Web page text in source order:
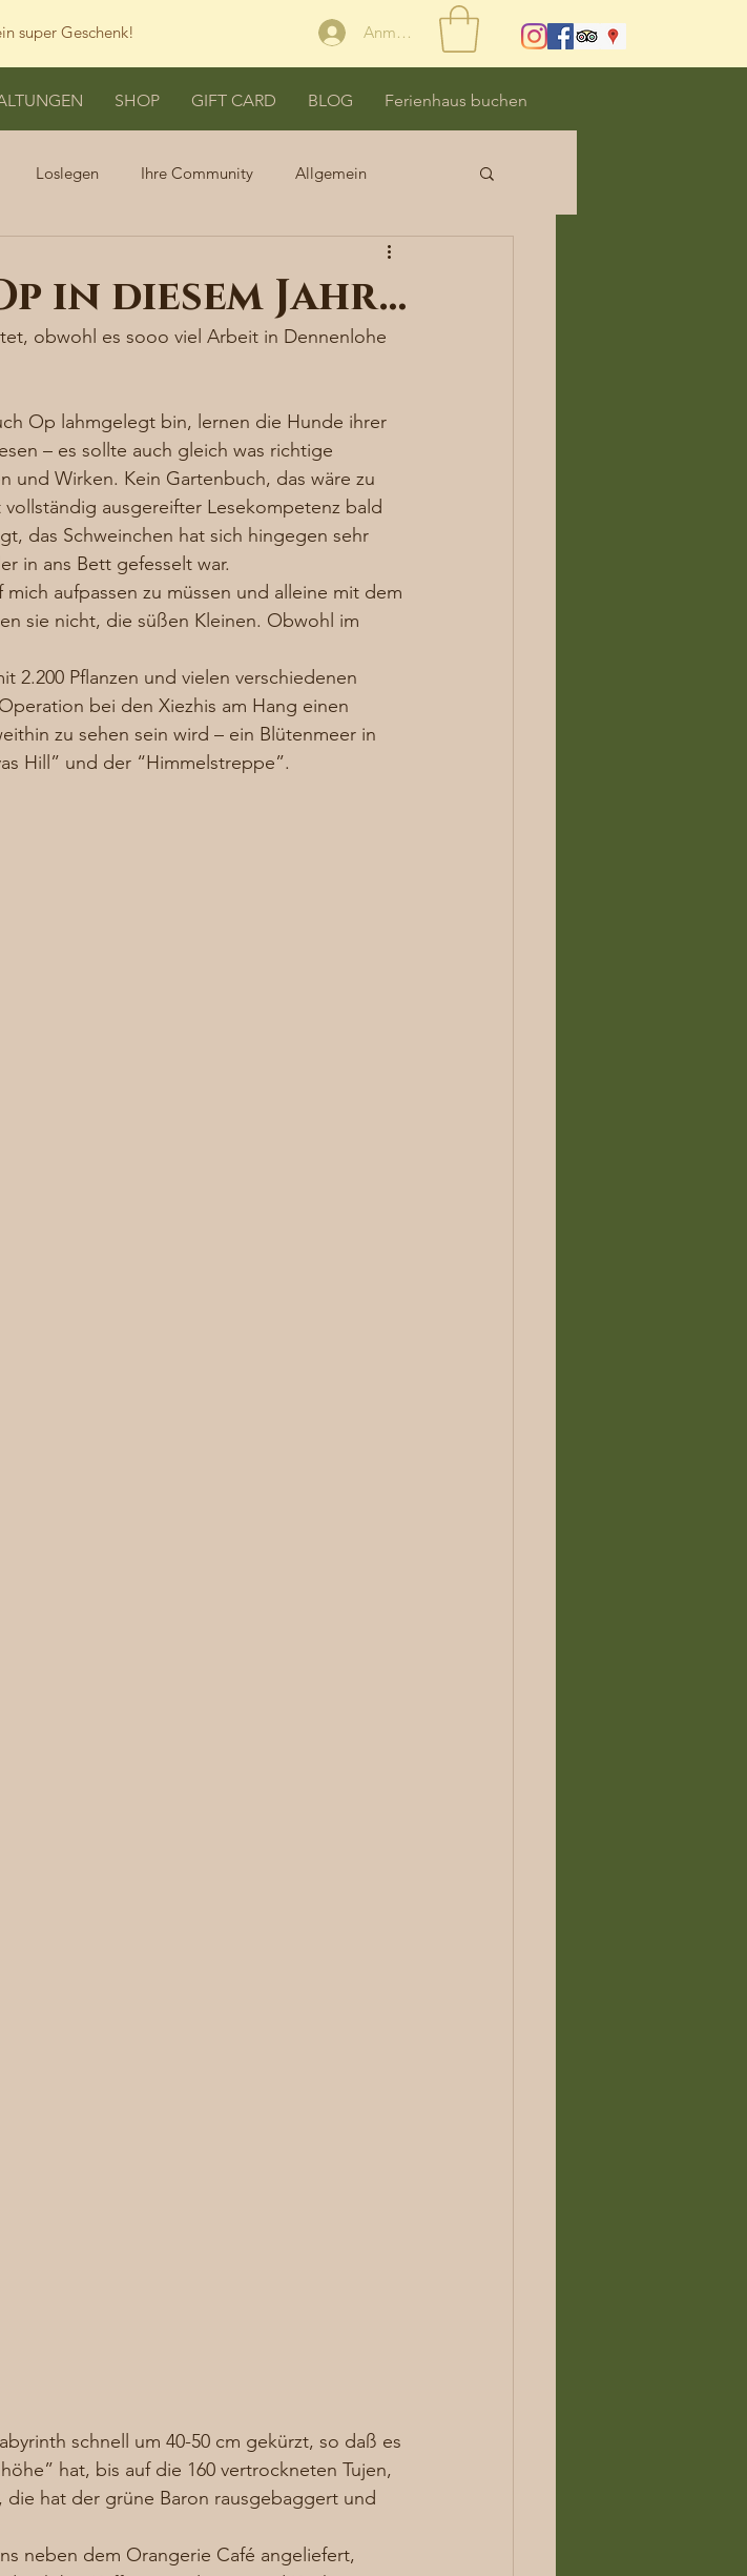
super Geschenk! Anmelden
SHOP GIFT CARD BLOG Ferienhaus buchen
Loslegen Ihre Community Allgemein
in diesem Jahr…
obwohl es sooo viel Arbeit in Dennenlohe
Op lahmgelegt bin, lernen die Hunde ihrer
– es sollte auch gleich was richtige
und Wirken. Kein Gartenbuch, das wäre zu
ausgereifter Lesekompetenz bald
das Schweinchen hat sich hingegen sehr
in ans Bett gefesselt war.
aufpassen zu müssen und alleine mit dem
sie nicht, die süßen Kleinen. Obwohl im
2.200 Pflanzen und vielen verschiedenen
bei den Xiezhis am Hang einen
zu sehen sein wird – ein Blütenmeer in
Hill” und der “Himmelstreppe”.
schnell um 40-50 cm gekürzt, so daß es
hat, bis auf die 160 vertrockneten Tujen,
hat der grüne Baron rausgebaggert und
neben dem Orangerie Café angeliefert,